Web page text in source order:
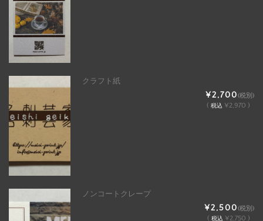
クラフト紙
¥2,700(税別)
( 税込 ¥2,970 )
ノンコートクレープ
¥2,500(税別)
( 税込 ¥2,750 )